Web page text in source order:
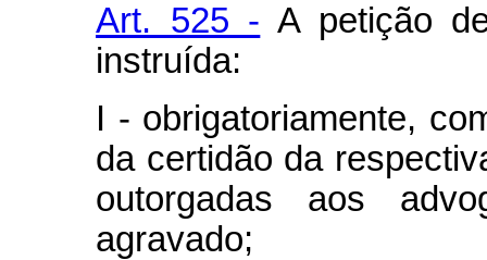
Art. 525 - A petição
instruída:
I - obrigatoriamente,
da certidão da
outorgadas aos
agravado;